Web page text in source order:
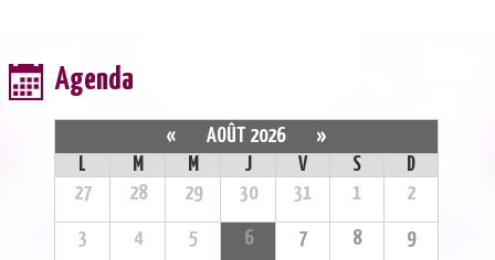
Agenda
« AOÛT 2026
»
L
M M J V S
D
27
28 29 30 31 1 2
3 4 5 6 7 8 9